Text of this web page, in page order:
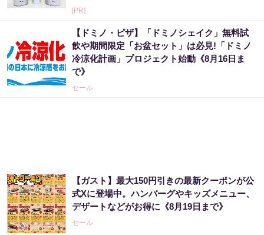
[PR]
【ドミノ・ピザ】「ドミノシェイク」無料試
飲や期間限定「お盆セット」は必見!「ドミノ
冷涼化計画」プロジェクト始動《8月16日ま
で》
セール
【ガスト】最大150円引きの最新クーポンが公
式Xに登場中。ハンバーグやキッズメニュー、
デザートなどがお得に《8月19日まで》
セール